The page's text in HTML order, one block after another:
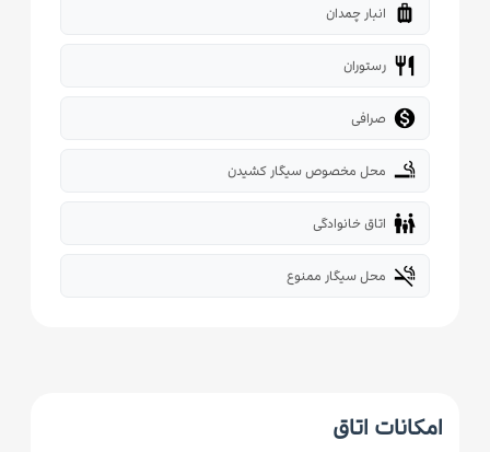
luggage انبار چمدان
restaurant رستوران
 صرافی
smoking_rooms محل مخصوص سیگار کشیدن
family_restroom اتاق خانوادگی
smoke_free محل سیگار ممنوع
امکانات اتاق